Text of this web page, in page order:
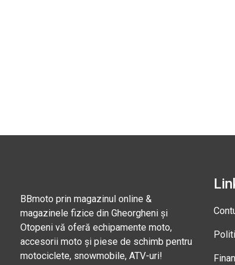
BBmoto prin magazinul online &
magazinele fizice din Gheorgheni și
Otopeni vă oferă echipamente moto,
accesorii moto și piese de schimb pentru
motociclete, snowmobile, ATV-uri!